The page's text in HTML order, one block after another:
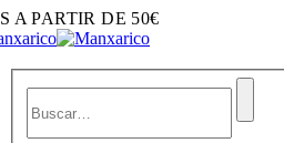
A PARTIR DE 50€